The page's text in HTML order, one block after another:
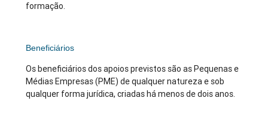
formação.
Beneficiários
Os beneficiários dos apoios previstos são as Pequenas e
Médias Empresas (PME) de qualquer natureza e sob
qualquer forma jurídica, criadas há menos de dois anos.